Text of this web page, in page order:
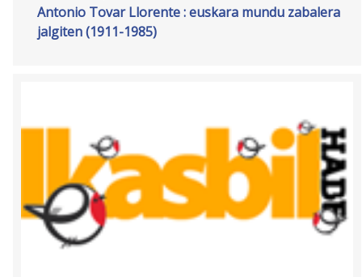
Antonio Tovar Llorente : euskara mundu zabalera
jalgiten (1911-1985)